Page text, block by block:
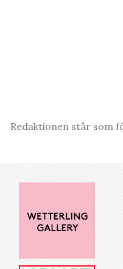
Redaktionen står som